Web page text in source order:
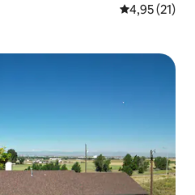
Prosječna
4,95 (21)